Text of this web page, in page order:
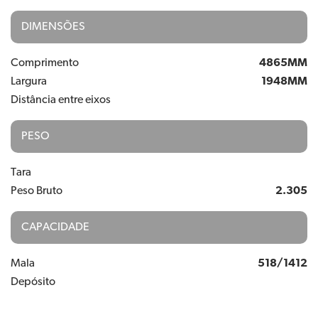
DIMENSÕES
Comprimento
4865MM
Largura
1948MM
Distância entre eixos
PESO
Tara
Peso Bruto
2.305
CAPACIDADE
Mala
518/1412
Depósito